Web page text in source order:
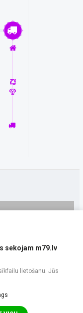
sekojam m79.lv
lietošanu. Jūs